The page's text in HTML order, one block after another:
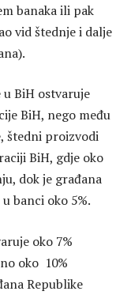
banaka ili pak
vid štednje i dalje
BiH ostvaruje
BiH, nego među
štedni proizvodi
BiH, gdje oko
dok je građana
banci oko 5%.
oko 7%
oko 10%
Republike